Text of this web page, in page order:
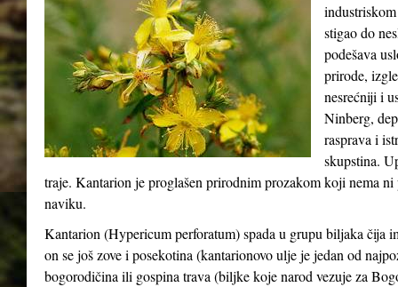
stigao do
podešava
prirode,
nesrećniji i
Ninberg,
rasprava i
skupstina.
traje. Kantarion je proglašen prirodnim prozakom koji nema
naviku.
Kantarion (Hypericum perforatum) spada u grupu biljaka čija
on se još zove i posekotina (kantarionovo ulje je jedan od
bogorodičina ili gospina trava (biljke koje narod vezuje za